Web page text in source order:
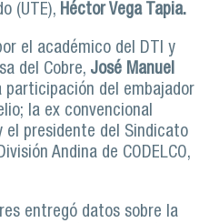
(UTE), Héctor Vega Tapia.
el académico del DTI y
del Cobre, José Manuel
participación del embajador
la ex convencional
el presidente del Sindicato
Andina de CODELCO,
entregó datos sobre la